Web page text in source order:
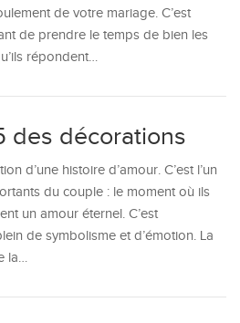
de votre mariage. C’est
de prendre le temps de bien les
répondent…
des décorations
d’une histoire d’amour. C’est l’un
du couple : le moment où ils
un amour éternel. C’est
de symbolisme et d’émotion. La
la…